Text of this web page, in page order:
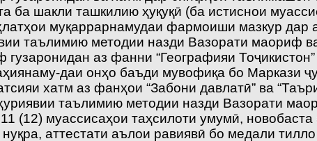
ба шакли ташкилию ҳуқуқӣ (ба истиснои
муқаррарнамудаи фармоиши мазкур
таълимию методии назди Вазорати маориф
гузаронидан аз фанни “Географияи
даи онҳо баъди мувофиқа бо
хатм аз фанҳои “Забони давлатӣ” ва
таълимию методии назди Вазорати
(12) муассисаҳои таҳсилоти умумӣ,
аттестати аълои равиявӣ бо медали